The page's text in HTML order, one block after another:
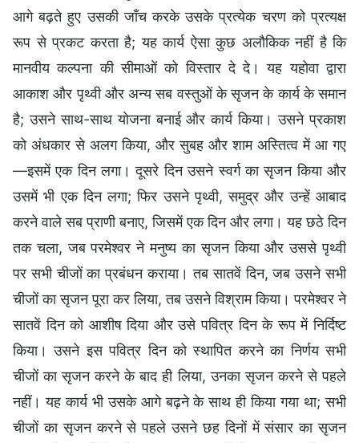
आगे बढ़ते हुए उसकी जाँच करके उसके प्रत्येक चरण को प्रत्यक्ष
रूप से प्रकट करता है; यह कार्य ऐसा कुछ अलौकिक नहीं है कि
मानवीय कल्पना की सीमाओं को विस्तार दे दे। यह यहोवा द्वारा
आकाश और पृथ्वी और अन्य सब वस्तुओं के सृजन के कार्य के समान
है; उसने साथ-साथ योजना बनाई और कार्य किया। उसने प्रकाश
को अंधकार से अलग किया, और सुबह और शाम अस्तित्व में आ गए
—इसमें एक दिन लगा। दूसरे दिन उसने स्वर्ग का सृजन किया और
उसमें भी एक दिन लगा; फिर उसने पृथ्वी, समुद्र और उन्हें आबाद
करने वाले सब प्राणी बनाए, जिसमें एक दिन और लगा। यह छठे दिन
तक चला, जब परमेश्वर ने मनुष्य का सृजन किया और उससे पृथ्वी
पर सभी चीजों का प्रबंधन कराया। तब सातवें दिन, जब उसने सभी
चीजों का सृजन पूरा कर लिया, तब उसने विश्राम किया। परमेश्वर ने
सातवें दिन को आशीष दिया और उसे पवित्र दिन के रूप में निर्दिष्ट
किया। उसने इस पवित्र दिन को स्थापित करने का निर्णय सभी
चीजों का सृजन करने के बाद ही लिया, उनका सृजन करने से पहले
नहीं। यह कार्य भी उसके आगे बढ़ने के साथ ही किया गया था; सभी
चीजों का सृजन करने से पहले उसने छह दिनों में संसार का सृजन